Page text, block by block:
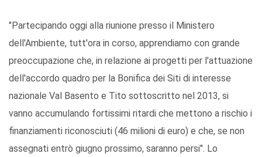
"Partecipando oggi alla riunione presso il Ministero
dell'Ambiente, tutt'ora in corso, apprendiamo con grande
preoccupazione che, in relazione ai progetti per l'attuazione
dell'accordo quadro per la Bonifica dei Siti di interesse
nazionale Val Basento e Tito sottoscritto nel 2013, si
vanno accumulando fortissimi ritardi che mettono a rischio i
finanziamenti riconosciuti (46 milioni di euro) e che, se non
assegnati entrò giugno prossimo, saranno persi". Lo